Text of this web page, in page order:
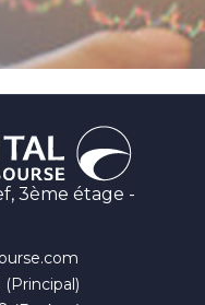
3ème étage -
(Principal)